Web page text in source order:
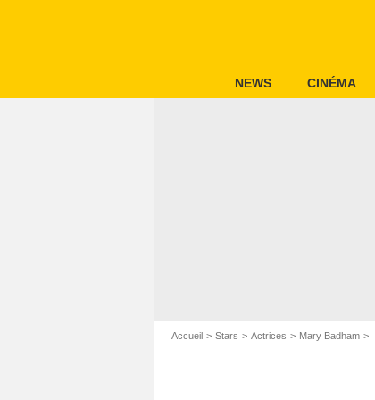
NEWS CINÉMA
Accueil Stars Actrices Mary Badham